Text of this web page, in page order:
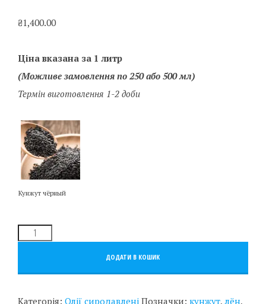
₴1,400.00
Ціна вказана за 1 литр
(Можливе замовлення по 250 або 500 мл)
Термін виготовлення 1-2 доби
Кунжут чёрный
ДОДАТИ В КОШИК
Категорія: Олії сиродавлені Позначки: кунжут, лён,